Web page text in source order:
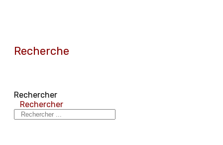
Recherche
Rechercher
Rechercher